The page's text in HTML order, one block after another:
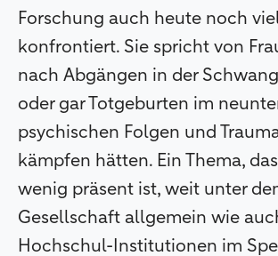
Forschung auch heute noch
konfrontiert. Sie spricht von
nach Abgängen in der
oder gar Totgeburten im
psychischen Folgen und
kämpfen hätten. Ein Thema,
wenig präsent ist, weit unter
Gesellschaft allgemein wie
Hochschul-Institutionen im